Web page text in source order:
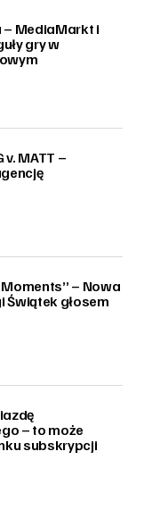
MediaMarkt i
gry w
v. MATT –
– Nowa
Świątek głosem
– to może
subskrypcji